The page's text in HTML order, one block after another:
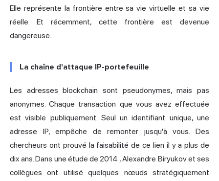
Elle représente la frontière entre sa vie virtuelle et sa vie
réelle. Et récemment, cette frontière est devenue
dangereuse.
La chaîne d'attaque IP-portefeuille
Les adresses blockchain sont pseudonymes, mais pas
anonymes. Chaque transaction que vous avez effectuée
est visible publiquement. Seul un identifiant unique, une
adresse IP, empêche de remonter jusqu'à vous. Des
chercheurs ont prouvé la faisabilité de ce lien il y a plus de
dix ans. Dans une étude de 2014 , Alexandre Biryukov et ses
collègues ont utilisé quelques nœuds stratégiquement